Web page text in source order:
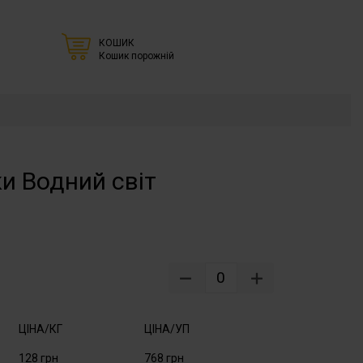
КОШИК
Кошик порожній
Водний світ
0
ЦІНА/КГ ЦІНА/УП
128 грн 768 грн